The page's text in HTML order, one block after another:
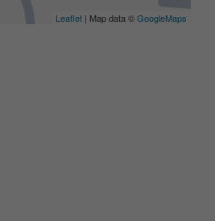
Leaflet | Map data ©GoogleMaps